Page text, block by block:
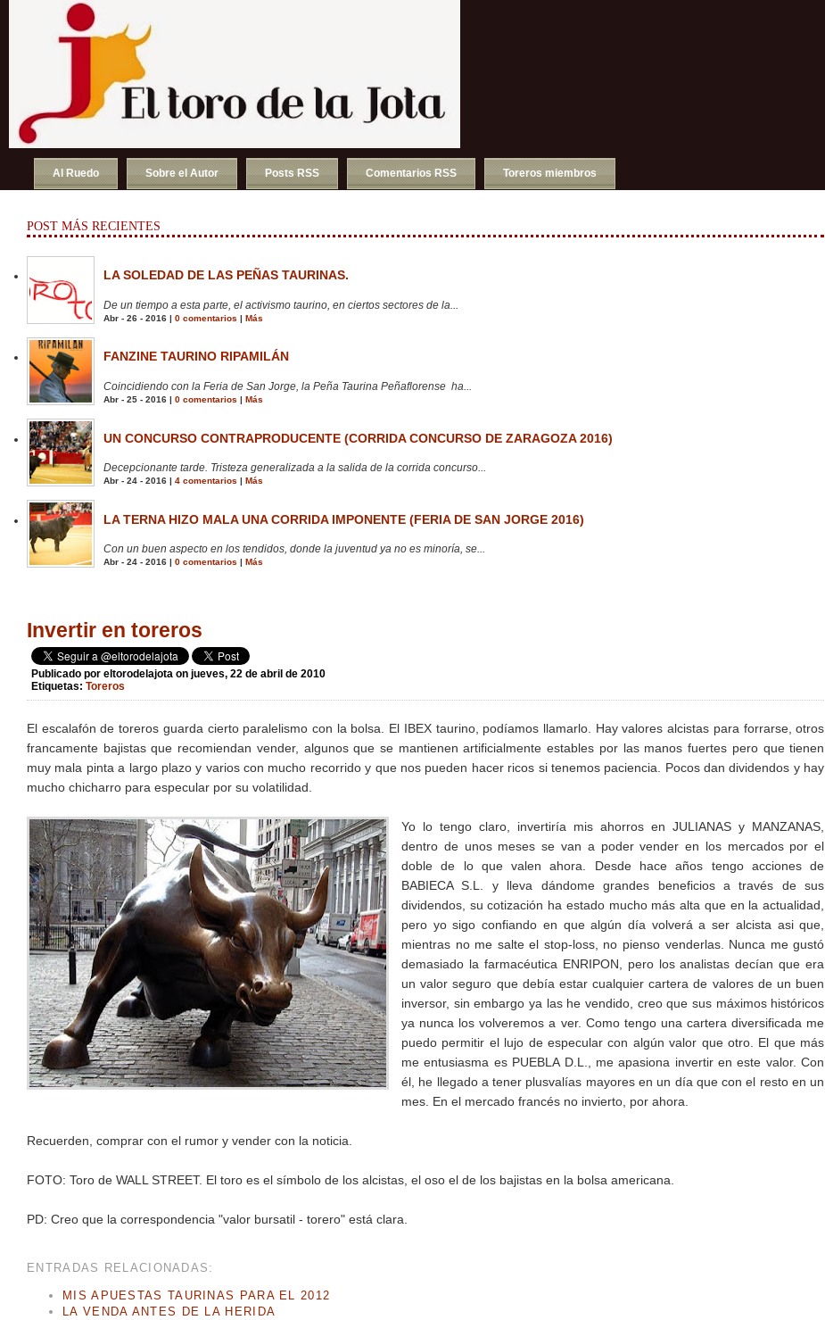
Al Ruedo Sobre el Autor Posts RSS Comentarios RSS Toreros miembros
POST MÁS RECIENTES
LA SOLEDAD DE LAS PEÑAS TAURINAS.
De un tiempo a esta parte, el activismo taurino, en ciertos sectores de la...
Abr - 26 - 2016 | 0 comentarios | Más
FANZINE TAURINO RIPAMILÁN
Coincidiendo con la Feria de San Jorge, la Peña Taurina Peñaflorense ha...
Abr - 25 - 2016 | 0 comentarios | Más
UN CONCURSO CONTRAPRODUCENTE (CORRIDA CONCURSO DE ZARAGOZA 2016)
Decepcionante tarde. Tristeza generalizada a la salida de la corrida concurso...
Abr - 24 - 2016 | 4 comentarios | Más
LA TERNA HIZO MALA UNA CORRIDA IMPONENTE (FERIA DE SAN JORGE 2016)
Con un buen aspecto en los tendidos, donde la juventud ya no es minoría, se...
Abr - 24 - 2016 | 0 comentarios Más
Invertir en toreros
Publicado por eltorodelajota on jueves, 22 de abril de 2010
Etiquetas: Toreros
El escalafón de toreros guarda cierto paralelismo con la bolsa. El IBEX taurino, podíamos llamarlo. Hay valores alcistas para forrarse, otros
francamente bajistas que recomiendan vender, algunos que se mantienen artificialmente estables por las manos fuertes pero que tienen
muy mala pinta a largo plazo y varios con mucho recorrido y que nos pueden hacer ricos si tenemos paciencia. Pocos dan dividendos y hay
mucho chicharro para especular por su volatilidad.
Yo lo tengo claro, invertiría mis ahorros en JULIANAS y MANZANAS,
dentro de unos meses se van a poder vender en los mercados por el
doble de lo que valen ahora. Desde hace años tengo acciones de
BABIECA S.L. y lleva dándome grandes beneficios a través de sus
dividendos, su cotización ha estado mucho más alta que en la actualidad,
pero yo sigo confiando en que algún día volverá a ser alcista asi que,
mientras no me salte el stop-loss, no pienso venderlas. Nunca me gustó
demasiado la farmacéutica ENRIPON, pero los analistas decían que era
un valor seguro que debía estar cualquier cartera de valores de un buen
inversor, sin embargo ya las he vendido, creo que sus máximos históricos
ya nunca los volveremos a ver. Como tengo una cartera diversificada me
puedo permitir el lujo de especular con algún valor que otro. El que más
me entusiasma es PUEBLA D.L., me apasiona invertir en este valor. Con
él, he llegado a tener plusvalías mayores en un día que con el resto en un
mes. En el mercado francés no invierto, por ahora.
Recuerden, comprar con el rumor y vender con la noticia.
FOTO: Toro de WALL STREET. El toro es el símbolo de los alcistas, el oso el de los bajistas en la bolsa americana.
PD: Creo que la correspondencia "valor bursatil - torero" está clara.
ENTRADAS RELACIONADAS:
MIS APUESTAS TAURINAS PARA EL 2012
LA VENDA ANTES DE LA HERIDA